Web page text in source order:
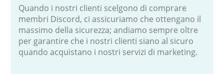
Quando i nostri clienti scelgono di comprare
membri Discord, ci assicuriamo che ottengano il
massimo della sicurezza; andiamo sempre oltre
per garantire che i nostri clienti siano al sicuro
quando acquistano i nostri servizi di marketing.